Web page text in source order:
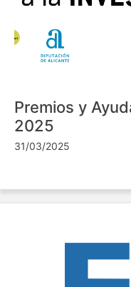
Premios y
2025
31/03/2025